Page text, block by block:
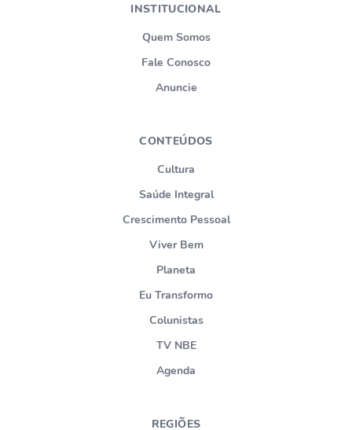
INSTITUCIONAL
Quem Somos
Fale Conosco
Anuncie
CONTEÚDOS
Cultura
Saúde Integral
Crescimento Pessoal
Viver Bem
Planeta
Eu Transformo
Colunistas
TV NBE
Agenda
REGIÕES